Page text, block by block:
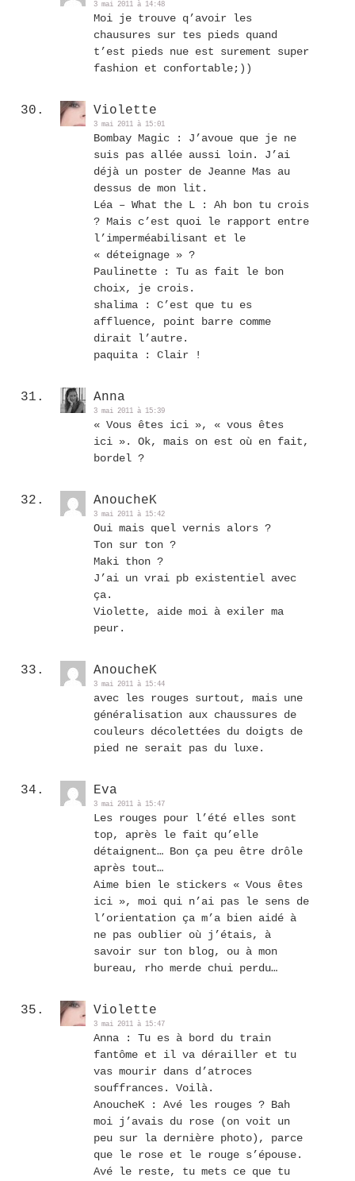
3 mai 2011 à 14:48
Moi je trouve q’avoir les
chausures sur tes pieds quand
t’est pieds nue est surement super
fashion et confortable;))
Violette
3 mai 2011 à 15:01
Bombay Magic : J’avoue que je ne
suis pas allée aussi loin. J’ai
déjà un poster de Jeanne Mas au
dessus de mon lit.
Léa – What the L : Ah bon tu crois
? Mais c’est quoi le rapport entre
l’imperméabilisant et le
« déteignage » ?
Paulinette : Tu as fait le bon
choix, je crois.
shalima : C’est que tu es
affluence, point barre comme
dirait l’autre.
paquita : Clair !
Anna
3 mai 2011 à 15:39
« Vous êtes ici », « vous êtes
ici ». Ok, mais on est où en fait,
bordel ?
AnoucheK
3 mai 2011 à 15:42
Oui mais quel vernis alors ?
Ton sur ton ?
Maki thon ?
J’ai un vrai pb existentiel avec
ça.
Violette, aide moi à exiler ma
peur.
AnoucheK
3 mai 2011 à 15:44
avec les rouges surtout, mais une
généralisation aux chaussures de
couleurs décolettées du doigts de
pied ne serait pas du luxe.
Eva
3 mai 2011 à 15:47
Les rouges pour l’été elles sont
top, après le fait qu’elle
détaignent… Bon ça peu être drôle
après tout…
Aime bien le stickers « Vous êtes
ici », moi qui n’ai pas le sens de
l’orientation ça m’a bien aidé à
ne pas oublier où j’étais, à
savoir sur ton blog, ou à mon
bureau, rho merde chui perdu…
Violette
3 mai 2011 à 15:47
Anna : Tu es à bord du train
fantôme et il va dérailler et tu
vas mourir dans d’atroces
souffrances. Voilà.
AnoucheK : Avé les rouges ? Bah
moi j’avais du rose (on voit un
peu sur la dernière photo), parce
que le rose et le rouge s’épouse.
Avé le reste, tu mets ce que tu